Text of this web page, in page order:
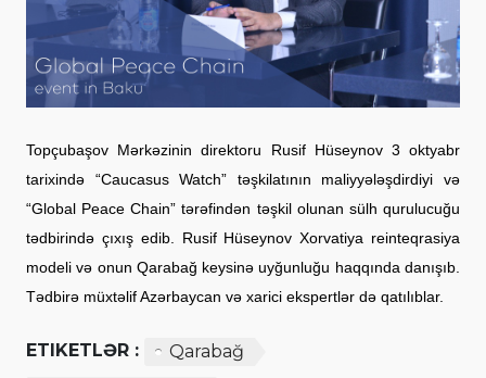
Topçubaşov Mərkəzinin direktoru Rusif Hüseynov 3 oktyabr
tarixində “Caucasus Watch” təşkilatının maliyyələşdirdiyi və
“Global Peace Chain” tərəfindən təşkil olunan sülh qurulucuğu
tədbirində çıxış edib. Rusif Hüseynov Xorvatiya reinteqrasiya
modeli və onun Qarabağ keysinə uyğunluğu haqqında danışıb.
Tədbirə müxtəlif Azərbaycan və xarici ekspertlər də qatılıblar.
ETIKETLƏR :
Qarabağ